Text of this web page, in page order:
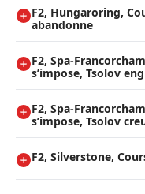
F2, Hungaroring,
abandonne
F2, Spa-
s’impose, Tsolov
F2, Spa-
s’impose, Tsolov
F2, Silverstone,